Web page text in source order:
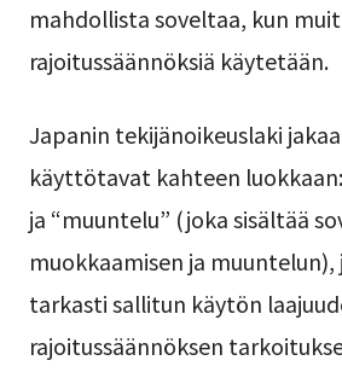
mahdollista soveltaa, kun
rajoitussäännöksiä käytetään.
Japanin tekijänoikeuslaki
käyttötavat kahteen
ja “muuntelu” (joka sisältää
muokkaamisen ja
tarkasti sallitun käytön
rajoitussäännöksen